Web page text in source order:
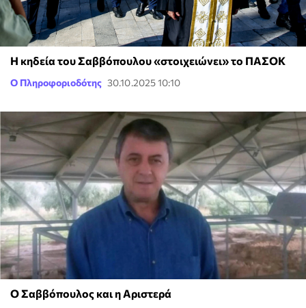
Η κηδεία του Σαββόπουλου «στοιχειώνει» το ΠΑΣΟΚ
Ο Πληροφοριοδότης 30.10.2025 10:10
Ο Σαββόπουλος και η Αριστερά